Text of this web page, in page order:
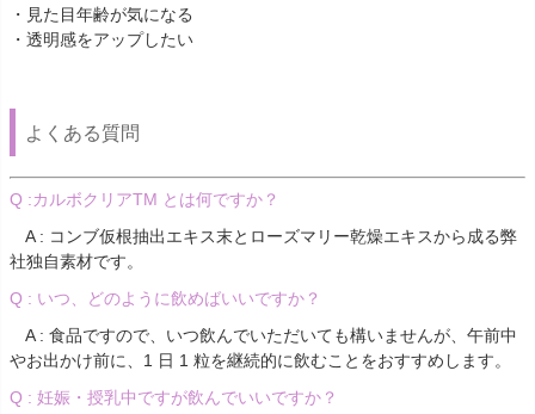
・見た目年齢が気になる
・透明感をアップしたい
よくある質問
Q :カルボクリアTM とは何ですか？
A : コンブ仮根抽出エキス末とローズマリー乾燥エキスから成る弊
社独自素材です。
Q : いつ、どのように飲めばいいですか？
A : 食品ですので、いつ飲んでいただいても構いませんが、午前中
やお出かけ前に、1 日 1 粒を継続的に飲むことをおすすめします。
Q : 妊娠・授乳中ですが飲んでいいですか？